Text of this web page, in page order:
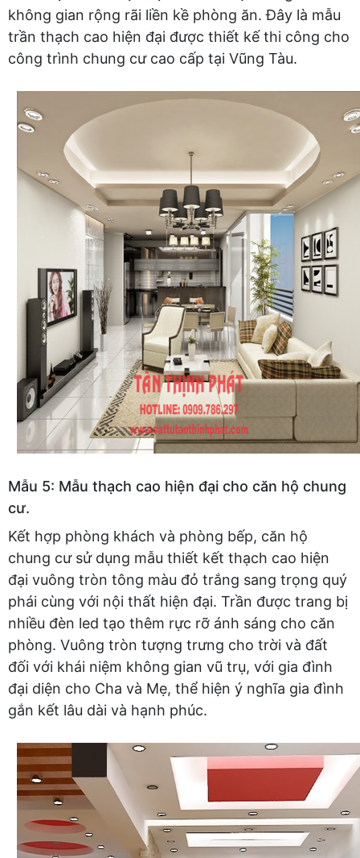
không gian rộng rãi liền kề phòng ăn. Đây là mẫu
trần thạch cao hiện đại được thiết kế thi công cho
công trình chung cư cao cấp tại Vũng Tàu.
Mẫu 5: Mẫu thạch cao hiện đại cho căn hộ chung
cư.
Kết hợp phòng khách và phòng bếp, căn hộ
chung cư sử dụng mẫu thiết kết thạch cao hiện
đại vuông tròn tông màu đỏ trắng sang trọng quý
phái cùng với nội thất hiện đại. Trần được trang bị
nhiều đèn led tạo thêm rực rỡ ánh sáng cho căn
phòng. Vuông tròn tượng trưng cho trời và đất
đối với khái niệm không gian vũ trụ, với gia đình
đại diện cho Cha và Mẹ, thể hiện ý nghĩa gia đình
gắn kết lâu dài và hạnh phúc.